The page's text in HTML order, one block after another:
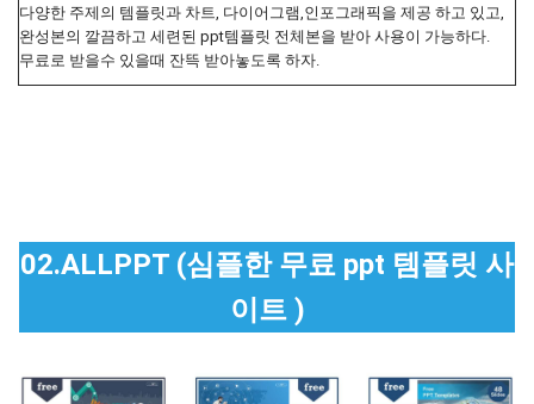
다양한 주제의 템플릿과 차트, 다이어그램,인포그래픽을 제공 하고 있고,
완성본의 깔끔하고 세련된 ppt템플릿 전체본을 받아 사용이 가능하다.
무료로 받을수 있을때 잔뜩 받아놓도록 하자.
02.ALLPPT (심플한 무료 ppt 템플릿 사
이트 )